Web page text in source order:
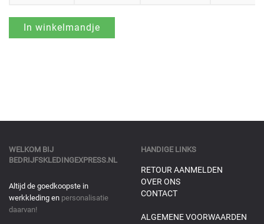
WELKOM BIJ
BEDRIJFSKLEDINGEXPRESS.NL
Altijd de goedkoopste in
werkkleding en personalisatie
daarvan!
HANDIGE LINKS
RETOUR AANMELDEN
OVER ONS
CONTACT
ALGEMENE VOORWAARDEN